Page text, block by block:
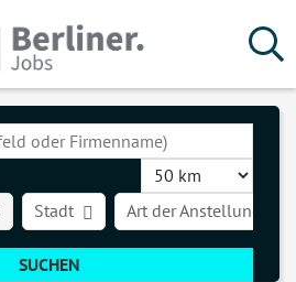
Stadt Art der Anstellung